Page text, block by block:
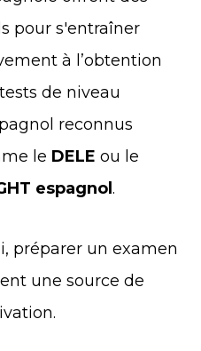
pour s'entraîner
à l’obtention
de niveau
reconnus
le DELE ou le
espagnol.
préparer un examen
une source de